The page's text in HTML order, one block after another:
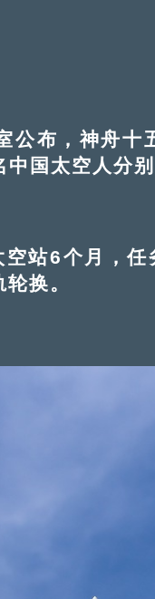
布，神舟十
国太空人分
6个月，任
换。